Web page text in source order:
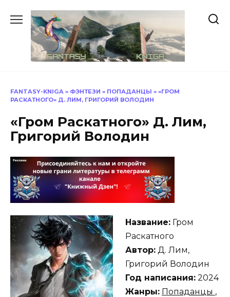
содержанию
FANTASY-KNIGA » ФЭНТЕЗИ » ПОПАДАНЦЫ » «ГРОМ
РАСКАТНОГО» Д. ЛИМ, ГРИГОРИЙ ВОЛОДИН
«Гром Раскатного» Д. Лим,
Григорий Володин
Название: Гром
Раскатного
Автор: Д. Лим,
Григорий Володин
Год написания: 2024
Жанры: Попаданцы ,